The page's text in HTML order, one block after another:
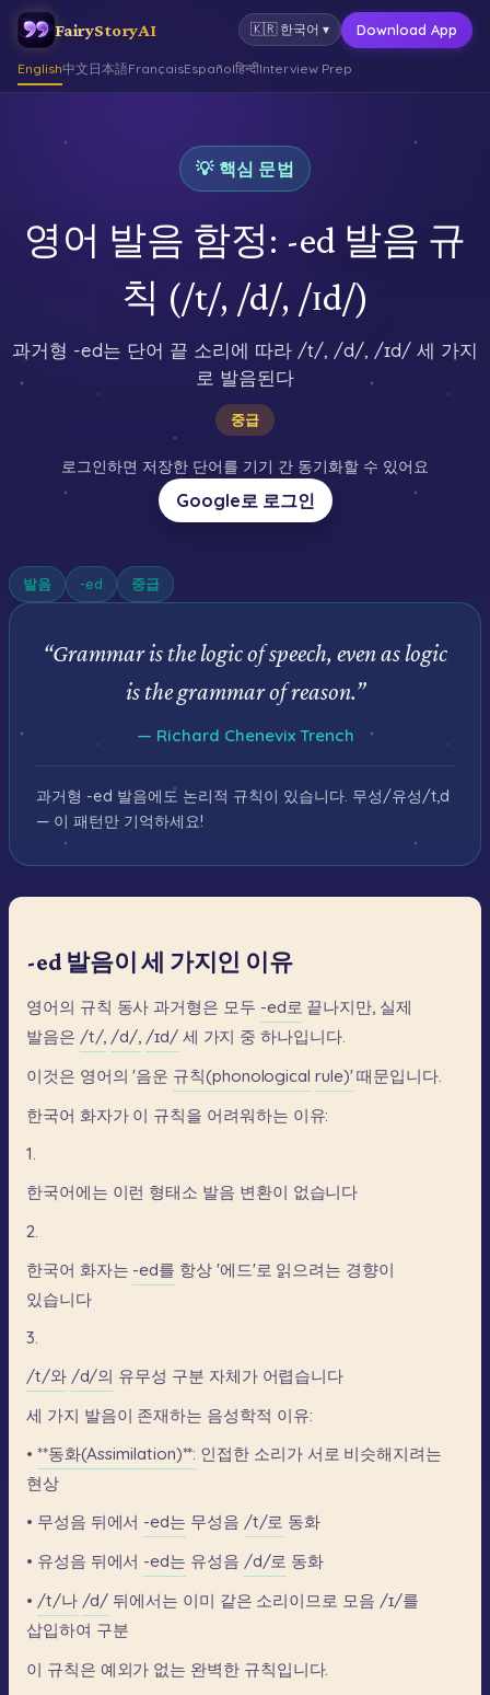
FairyStoryAI 🇰🇷 한국어 ▾ Download App
English中文 日本語FrançaisEspañolहिन्दीInterview Prep
💡 핵심 문법
영어 발음 함정: -ed 발음 규
칙 (/t/, /d/, /ɪd/)
과거형 -ed는 단어 끝 소리에 따라 /t/, /d/, /ɪd/ 세 가지
로 발음된다
중급
로그인하면 저장한 단어를 기기 간 동기화할 수 있어요
Google로 로그인
발음 -ed 중급
“Grammar is the logic of speech, even as logic
is the grammar of reason.”
— Richard Chenevix Trench
과거형 -ed 발음에도 논리적 규칙이 있습니다. 무성/유성/t,d
— 이 패턴만 기억하세요!
-ed 발음이 세 가지인 이유
영어의 규칙 동사 과거형은 모두 -ed로 끝나지만, 실제
발음은 /t/, /d/, /ɪd/ 세 가지 중 하나입니다.
이것은 영어의 '음운 규칙(phonological rule)' 때문입니다.
한국어 화자가 이 규칙을 어려워하는 이유:
1.
한국어에는 이런 형태소 발음 변환이 없습니다
2.
한국어 화자는 -ed를 항상 '에드'로 읽으려는 경향이
있습니다
3.
/t/와 /d/의 유무성 구분 자체가 어렵습니다
세 가지 발음이 존재하는 음성학적 이유:
• **동화(Assimilation)**: 인접한 소리가 서로 비슷해지려는
현상
• 무성음 뒤에서 -ed는 무성음 /t/로 동화
• 유성음 뒤에서 -ed는 유성음 /d/로 동화
• /t/나 /d/ 뒤에서는 이미 같은 소리이므로 모음 /ɪ/를
삽입하여 구분
이 규칙은 예외가 없는 완벽한 규칙입니다.